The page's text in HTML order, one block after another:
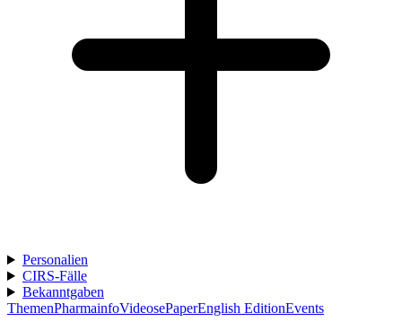
Personalien
CIRS-Fälle
Bekanntgaben
ThemenPharmainfoVideosePaperEnglish EditionEvents